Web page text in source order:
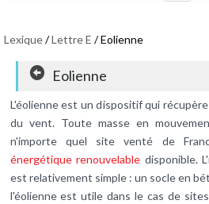
Lexique/Lettre E / Eolienne
Eolienne
L'éolienne est un dispositif qui
du vent. Toute masse en
n'importe quel site venté de
énergétique renouvelable disponible.
est relativement simple : un socle en
l'éolienne est utile dans le cas de